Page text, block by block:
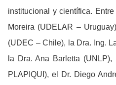
institucional y científica.
Moreira (UDELAR –
(UDEC – Chile), la Dra. Ing.
la Dra. Ana Barletta
PLAPIQUI), el Dr. Diego